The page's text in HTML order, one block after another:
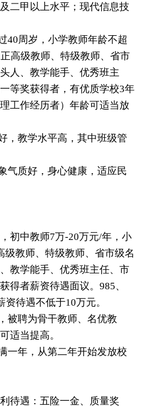
二甲以上水平；现代信息技
40周岁，小学教师年龄不超
高级教师、特级教师、省市
人、教学能手、优秀班主
等奖获得者，有优质学校3年
工作经历者）年龄可适当放
，教学水平高，其中班级管
气质好，身心健康，适应民
初中教师7万-20万元/年，小
级教师、特级教师、省市级名
教学能手、优秀班主任、市
得者薪资待遇面议。985、
待遇不低于10万元。
被聘为骨干教师、名优教
适当提高。
一年，从第二年开始发放校
待遇：五险一金、质量奖